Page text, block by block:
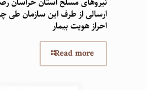
ارسالی از طرف این سازمان طی
احراز هویت بیمار
Read more